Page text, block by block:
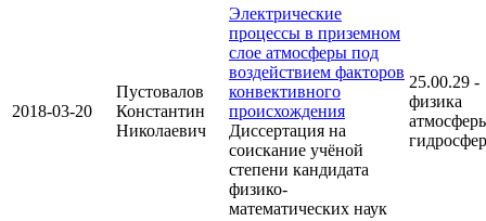
2018-03-20
Пустовалов
Константин
Николаевич
Электрические
процессы в приземном
слое атмосферы под
воздействием факторов
конвективного
происхождения
Диссертация на
соискание учёной
степени кандидата
физико-
математических наук
25.00.29 -
физика